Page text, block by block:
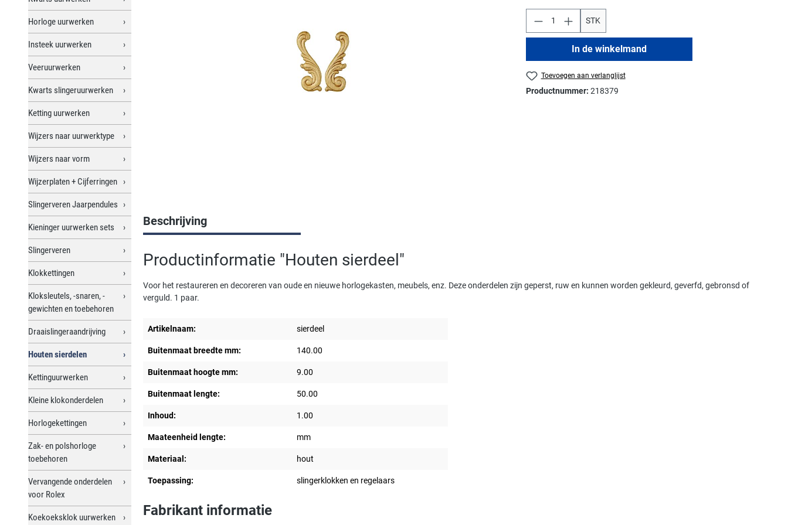
Horloge uurwerken
Insteek uurwerken
Veeruurwerken
Kwarts slingeruurwerken
Ketting uurwerken
Wijzers naar uurwerktype
Wijzers naar vorm
Wijzerplaten + Cijferringen
Slingerveren Jaarpendules
Kieninger uurwerken sets
Slingerveren
Klokkettingen
Kloksleutels, -snaren, -
gewichten en toebehoren
Draaislingeraandrijving
Houten sierdelen
Kettinguurwerken
Kleine klokonderdelen
Horlogekettingen
Zak- en polshorloge
toebehoren
Vervangende onderdelen
voor Rolex
Koekoeksklok uurwerken
STK
In de winkelmand
Toevoegen aan verlanglijst
Productnummer:218379
Beschrijving
Productinformatie "Houten sierdeel"
Voor het restaureren en decoreren van oude en nieuwe horlogekasten, meubels, enz. Deze onderdelen zijn geperst, ruw en kunnen worden gekleurd, geverfd, gebronsd of
verguld. 1 paar.
Artikelnaam: sierdeel
Buitenmaat breedte mm: 140.00
Buitenmaat hoogte mm: 9.00
Buitenmaat lengte: 50.00
Inhoud: 1.00
Maateenheid lengte: mm
Materiaal: hout
Toepassing: slingerklokken en regelaars
Fabrikant informatie